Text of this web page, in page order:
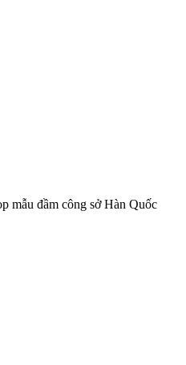
mẫu đầm công sở Hàn Quốc